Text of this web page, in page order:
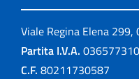
Viale Regina Elena 299,
Partita I.V.A.
C.F. 80211730587